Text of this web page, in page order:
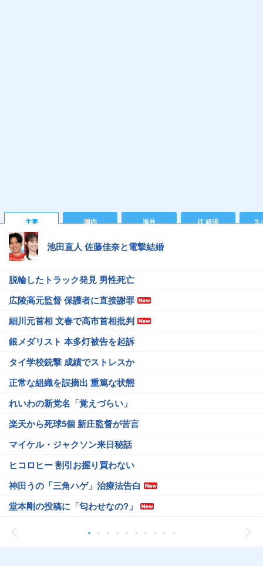
主要 国内 海外 IT 経済 ス
池田直人 佐藤佳奈と電撃結婚
脱輪したトラック発見 男性死亡
広陵高元監督 保護者に直接謝罪
細川元首相 文春で高市首相批判
銀メダリスト 本多灯被告を起訴
タイ学校銃撃 成績でストレスか
正常な組織を誤摘出 重篤な状態
れいわの新党名「覚えづらい」
楽天から死球5個 新庄監督が苦言
マイケル・ジャクソン来日秘話
ヒコロヒー 割引お握り買わない
神田うの「三角ハゲ」治療法告白
堂本剛の投稿に「匂わせなの?」